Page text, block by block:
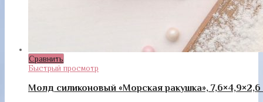
Сравнить
Быстрый просмотр
Молд силиконовый «Морская ракушка»,